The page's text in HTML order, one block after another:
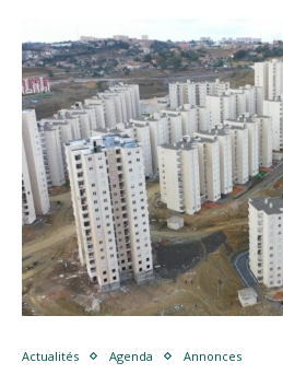
Actualités Agenda Annonces